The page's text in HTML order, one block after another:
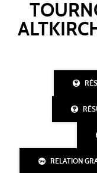
RELATION